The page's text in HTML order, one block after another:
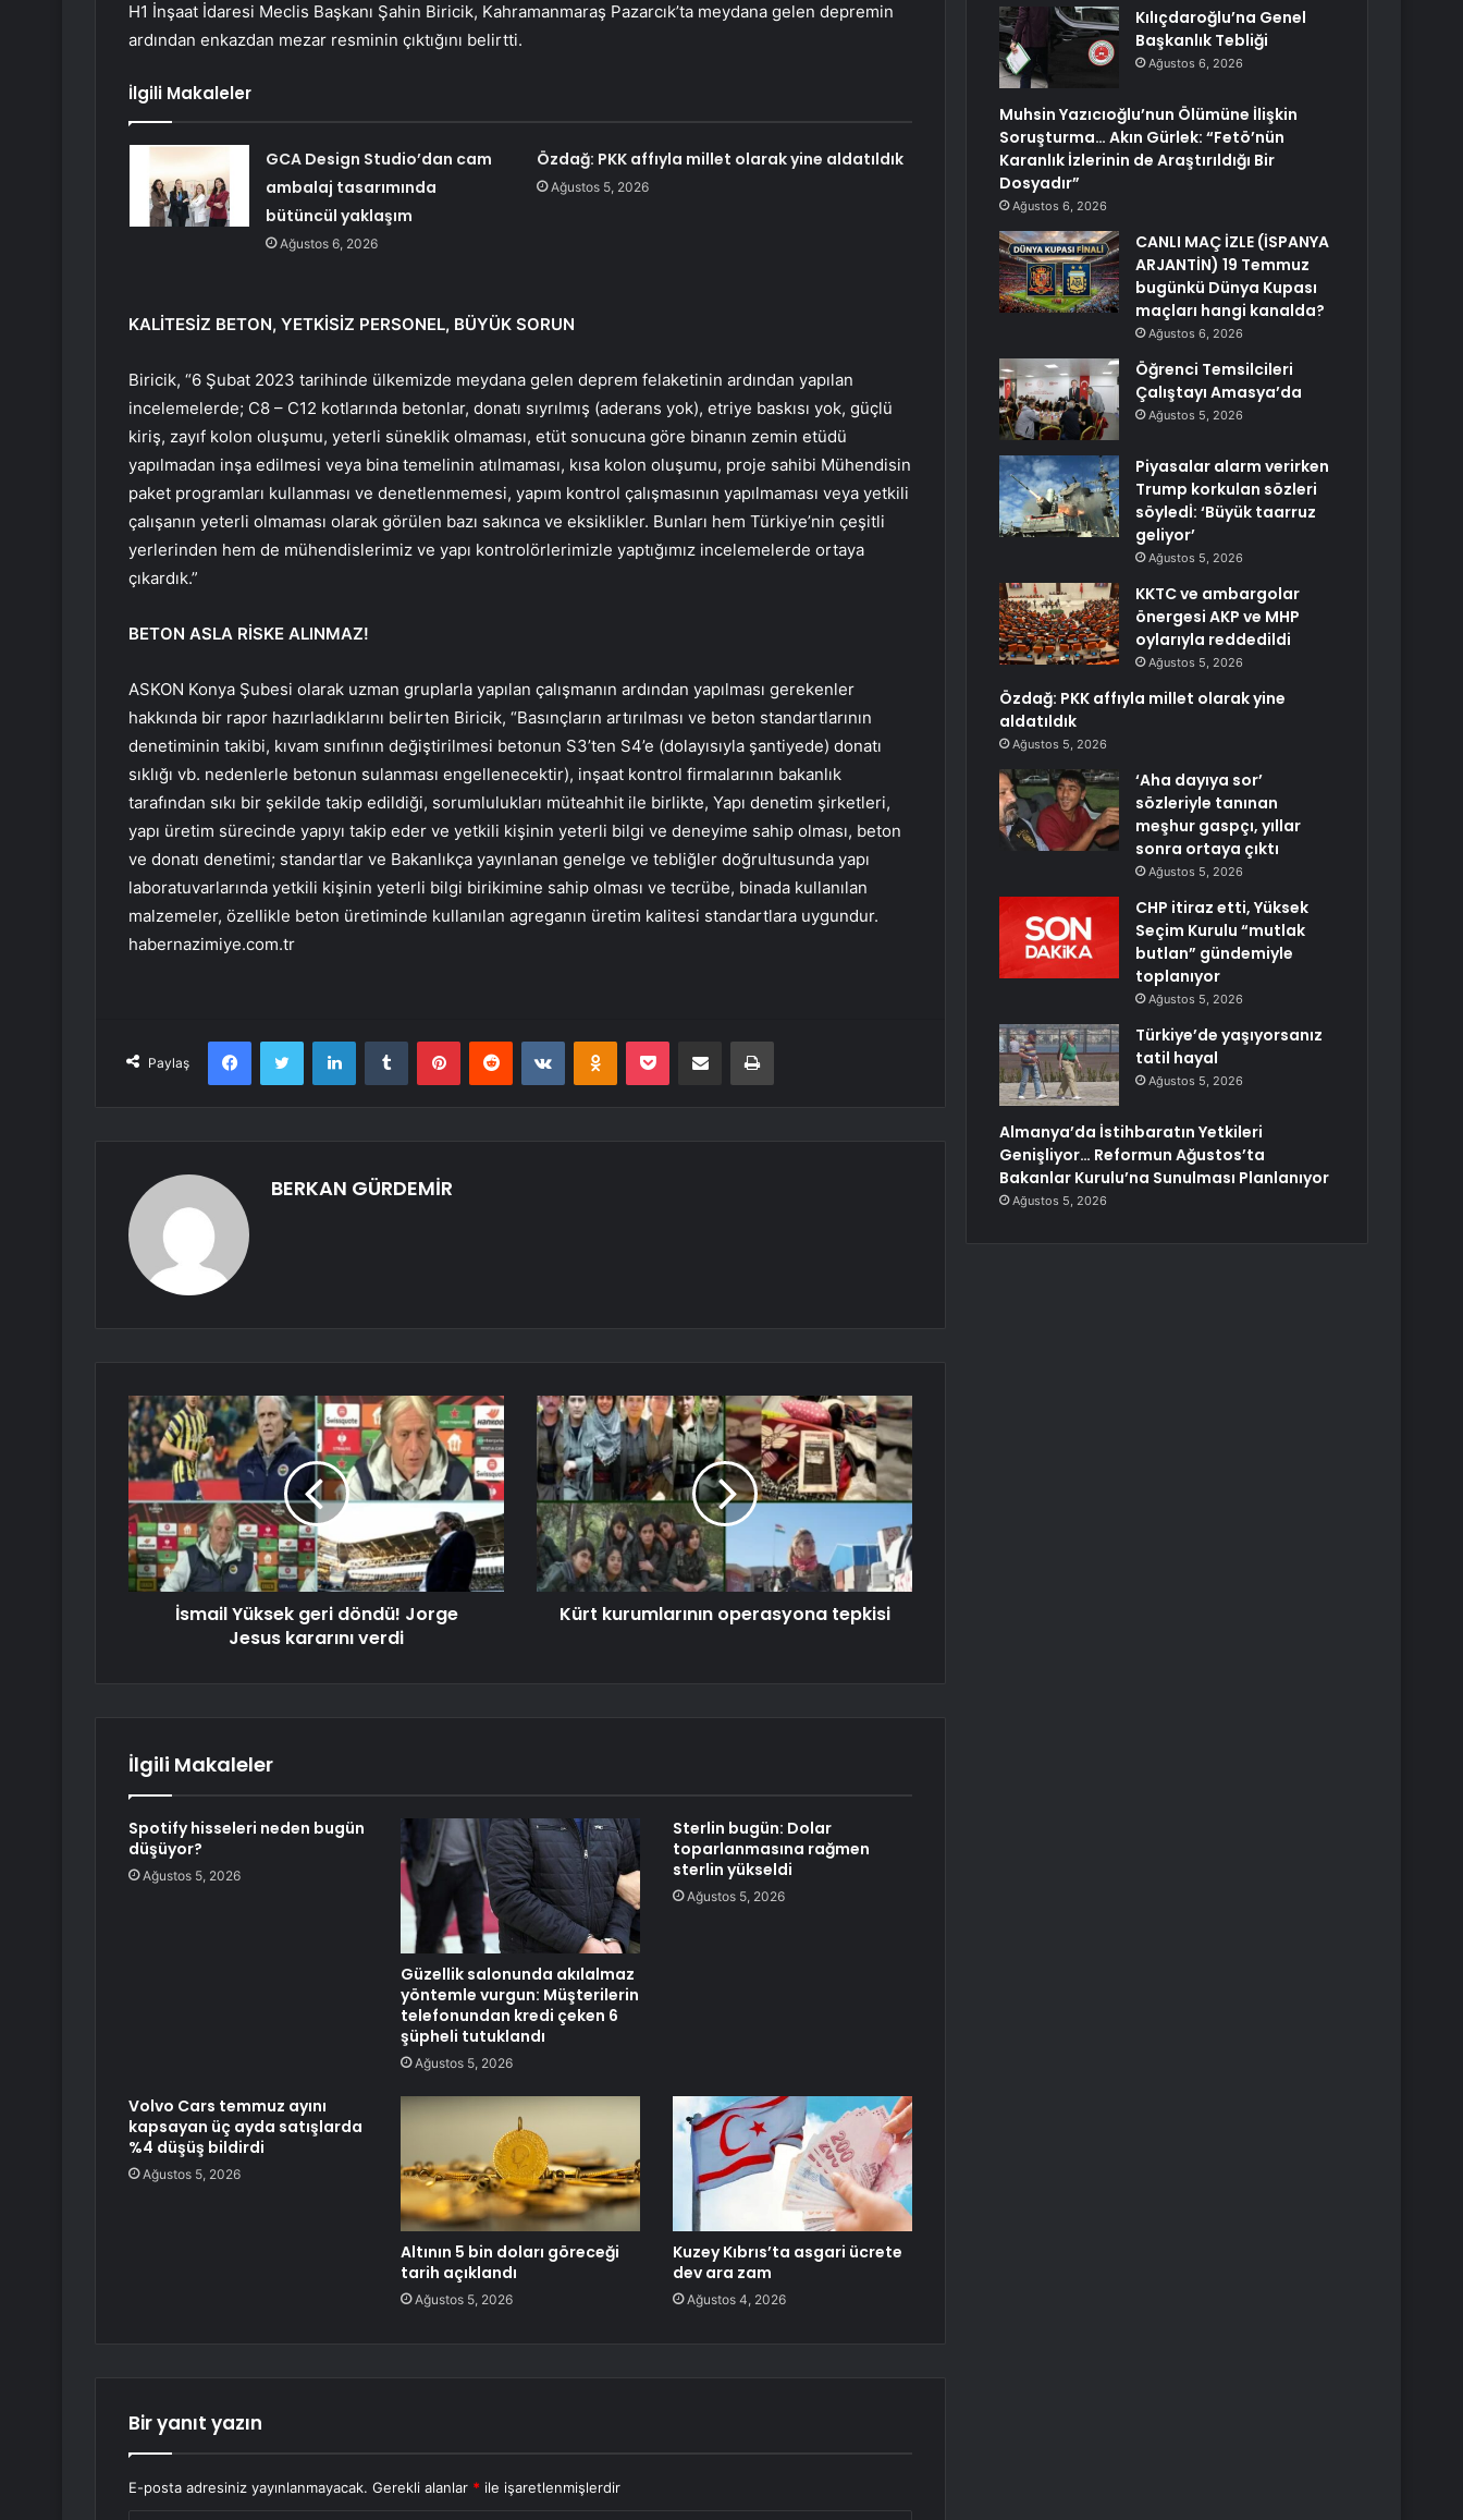
H1 İnşaat İdaresi Meclis Başkanı Şahin Biricik, Kahramanmaraş Pazarcık’ta meydana gelen depremin
ardından enkazdan mezar resminin çıktığını belirtti.
İlgili Makaleler
GCA Design Studio’dan cam
ambalaj tasarımında
bütüncül yaklaşım
Ağustos 6, 2026
Özdağ: PKK affıyla millet olarak yine aldatıldık
Ağustos 5, 2026
KALİTESİZ BETON, YETKİSİZ PERSONEL, BÜYÜK SORUN
Biricik, “6 Şubat 2023 tarihinde ülkemizde meydana gelen deprem felaketinin ardından yapılan
incelemelerde; C8 – C12 kotlarında betonlar, donatı sıyrılmış (aderans yok), etriye baskısı yok, güçlü
kiriş, zayıf kolon oluşumu, yeterli süneklik olmaması, etüt sonucuna göre binanın zemin etüdü
yapılmadan inşa edilmesi veya bina temelinin atılmaması, kısa kolon oluşumu, proje sahibi Mühendisin
paket programları kullanması ve denetlenmemesi, yapım kontrol çalışmasının yapılmaması veya yetkili
çalışanın yeterli olmaması olarak görülen bazı sakınca ve eksiklikler. Bunları hem Türkiye’nin çeşitli
yerlerinden hem de mühendislerimiz ve yapı kontrolörlerimizle yaptığımız incelemelerde ortaya
çıkardık.”
BETON ASLA RİSKE ALINMAZ!
ASKON Konya Şubesi olarak uzman gruplarla yapılan çalışmanın ardından yapılması gerekenler
hakkında bir rapor hazırladıklarını belirten Biricik, “Basınçların artırılması ve beton standartlarının
denetiminin takibi, kıvam sınıfının değiştirilmesi betonun S3’ten S4’e (dolayısıyla şantiyede) donatı
sıklığı vb. nedenlerle betonun sulanması engellenecektir), inşaat kontrol firmalarının bakanlık
tarafından sıkı bir şekilde takip edildiği, sorumlulukları müteahhit ile birlikte, Yapı denetim şirketleri,
yapı üretim sürecinde yapıyı takip eder ve yetkili kişinin yeterli bilgi ve deneyime sahip olması, beton
ve donatı denetimi; standartlar ve Bakanlıkça yayınlanan genelge ve tebliğler doğrultusunda yapı
laboratuvarlarında yetkili kişinin yeterli bilgi birikimine sahip olması ve tecrübe, binada kullanılan
malzemeler, özellikle beton üretiminde kullanılan agreganın üretim kalitesi standartlara uygundur.
habernazimiye.com.tr
Paylaş
FacebookTwitter LinkedInTumblr PinterestReddit VKontakteOdnoklassniki
Pocket E-Posta ile paylaş Yazdır
BERKAN GÜRDEMİR
İsmail Yüksek geri döndü! Jorge
Jesus kararını verdi
Kürt kurumlarının operasyona tepkisi
İlgili Makaleler
Spotify hisseleri neden bugün
düşüyor?
Ağustos 5, 2026
Güzellik salonunda akılalmaz
yöntemle vurgun: Müşterilerin
telefonundan kredi çeken 6
şüpheli tutuklandı
Ağustos 5, 2026
Sterlin bugün: Dolar
toparlanmasına rağmen
sterlin yükseldi
Ağustos 5, 2026
Volvo Cars temmuz ayını
kapsayan üç ayda satışlarda
%4 düşüş bildirdi
Ağustos 5, 2026
Altının 5 bin doları göreceği
tarih açıklandı
Ağustos 5, 2026
Kuzey Kıbrıs’ta asgari ücrete
dev ara zam
Ağustos 4, 2026
Bir yanıt yazın
E-posta adresiniz yayınlanmayacak. Gerekli alanlar * ile işaretlenmişlerdir
Kılıçdaroğlu’na Genel
Başkanlık Tebliği
Ağustos 6, 2026
Muhsin Yazıcıoğlu’nun Ölümüne İlişkin
Soruşturma… Akın Gürlek: “Fetö’nün
Karanlık İzlerinin de Araştırıldığı Bir
Dosyadır”
Ağustos 6, 2026
CANLI MAÇ İZLE (İSPANYA
ARJANTİN) 19 Temmuz
bugünkü Dünya Kupası
maçları hangi kanalda?
Ağustos 6, 2026
Öğrenci Temsilcileri
Çalıştayı Amasya’da
Ağustos 5, 2026
Piyasalar alarm verirken
Trump korkulan sözleri
söyledİ: ‘Büyük taarruz
geliyor’
Ağustos 5, 2026
KKTC ve ambargolar
önergesi AKP ve MHP
oylarıyla reddedildi
Ağustos 5, 2026
Özdağ: PKK affıyla millet olarak yine
aldatıldık
Ağustos 5, 2026
‘Aha dayıya sor’
sözleriyle tanınan
meşhur gaspçı, yıllar
sonra ortaya çıktı
Ağustos 5, 2026
CHP itiraz etti, Yüksek
Seçim Kurulu “mutlak
butlan” gündemiyle
toplanıyor
Ağustos 5, 2026
Türkiye’de yaşıyorsanız
tatil hayal
Ağustos 5, 2026
Almanya’da İstihbaratın Yetkileri
Genişliyor… Reformun Ağustos’ta
Bakanlar Kurulu’na Sunulması Planlanıyor
Ağustos 5, 2026